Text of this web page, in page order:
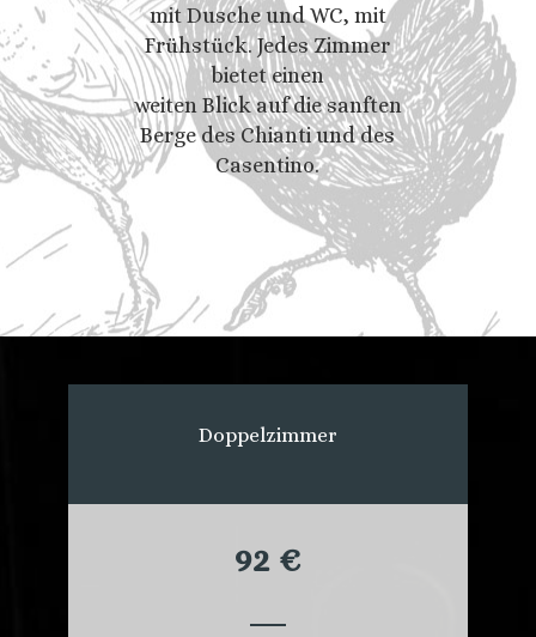
mit Dusche und WC, mit
Frühstück. Jedes Zimmer
bietet einen
weiten Blick auf die sanften
Berge des Chianti und des
Casentino.
Doppelzimmer
92 €